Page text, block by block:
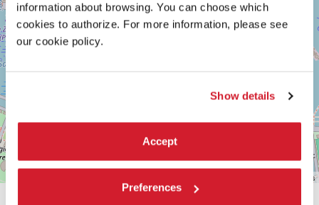
information about browsing. You can choose which
cookies to authorize. For more information, please see
our cookie policy.
Show details
Accept
Preferences
contributors